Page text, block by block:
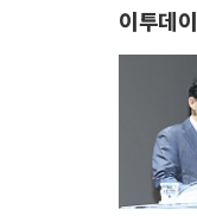
이투데이